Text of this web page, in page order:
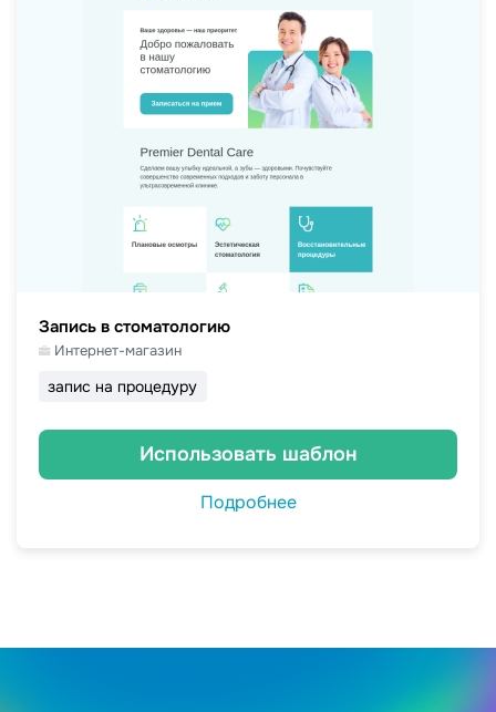
Запись в стоматологию
Интернет-магазин
запис на процедуру
Использовать шаблон
Подробнее